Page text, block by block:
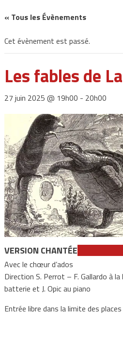
« Tous les Évènements
Cet évènement est passé.
Les fables de
27 juin 2025 @ 19h00 - 20h00
VERSION CHANTÉE
Avec le chœur d’ados
Direction S. Perrot – F. Gallardo à
batterie et J. Opic au piano
Entrée libre dans la limite des